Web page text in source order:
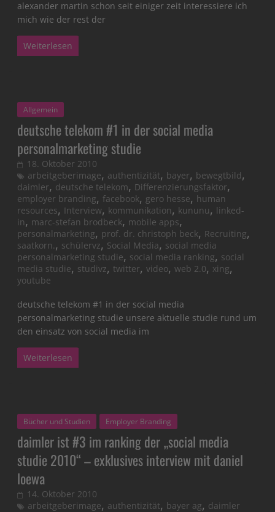
alexander martin schon seit einiger zeit interessiere ich
mich wie der rest der
Weiterlesen
Allgemein
deutsche telekom #1 in der social media
personalmarketing studie
18. Oktober 2010
arbeitgeberimage, authentizität, bayer, bewegtbild,
daimler, deutsche telekom, Differenzierungsfaktor,
employer branding, facebook, gero hesse, human
resources, Interview, kommunikation, kununu, linked-
in, marc-stefan brodbeck, mobile apps,
personalmarketing, prof. dr. christoph beck, Recruiting,
saatkorn., schülervz, Social Media, social media
personalmarketing studie, social media ranking, social
media studie, studivz,twitter,video,web 2.0, xing,
youtube
deutsche telekom #1 in der social media
personalmarketing studie unsere aktuelle studie rund um
den einsatz von social media im
Weiterlesen
Bücher und Studien Employer Branding
daimler ist #3 im ranking der „social media
studie 2010“ – exklusives interview mit daniel
loewa
14. Oktober 2010
arbeitgeberimage, authentizität, bayer ag, daimler